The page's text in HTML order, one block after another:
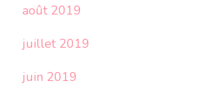
août 2019
juillet 2019
juin 2019